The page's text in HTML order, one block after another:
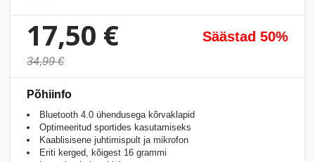
17,50 € Säästad 50%
34,99 €
Põhiinfo
Bluetooth 4.0 ühendusega kõrvaklapid
Optimeeritud sportides kasutamiseks
Kaablisisene juhtimispult ja mikrofon
Eriti kerged, kõigest 16 grammi
hobi
Mänguasjad
Auto